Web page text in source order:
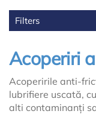
Filters
Acoperiri
Acoperirile anti-
lubrifiere uscată,
alti contaminanți